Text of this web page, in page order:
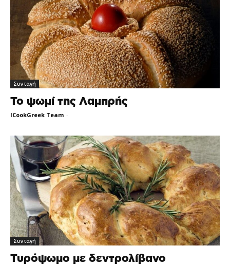
Συνταγή
Το ψωμί της Λαμπρής
ICookGreek Team -
Συνταγή
Τυρόψωμο με δεντρολίβανο